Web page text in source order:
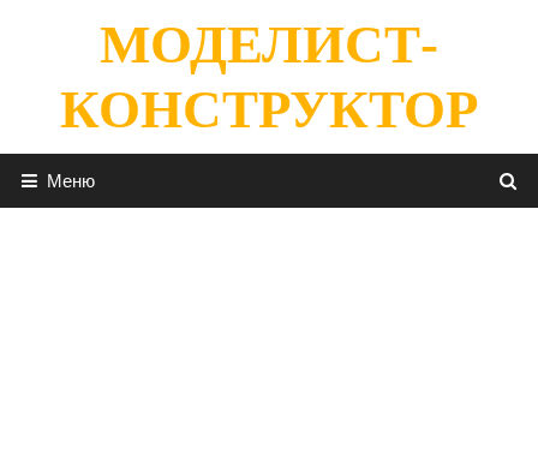
содержимомуМОДЕЛИСТ-
КОНСТРУКТОР
Меню